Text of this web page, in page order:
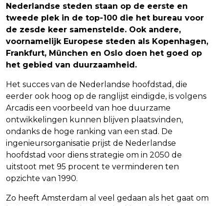
Nederlandse steden staan op de eerste en
tweede plek in de top-100 die het bureau voor
de zesde keer samenstelde. Ook andere,
voornamelijk Europese steden als Kopenhagen,
Frankfurt, München en Oslo doen het goed op
het gebied van duurzaamheid.
Het succes van de Nederlandse hoofdstad, die
eerder ook hoog op de ranglijst eindigde, is volgens
Arcadis een voorbeeld van hoe duurzame
ontwikkelingen kunnen blijven plaatsvinden,
ondanks de hoge ranking van een stad. De
ingenieursorganisatie prijst de Nederlandse
hoofdstad voor diens strategie om in 2050 de
uitstoot met 95 procent te verminderen ten
opzichte van 1990.
Zo heeft Amsterdam al veel gedaan als het gaat om